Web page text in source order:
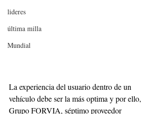
lideres
última milla
Mundial
La experiencia del usuario dentro de un
vehículo debe ser la más optima y por ello,
Grupo FORVIA, séptimo proveedor